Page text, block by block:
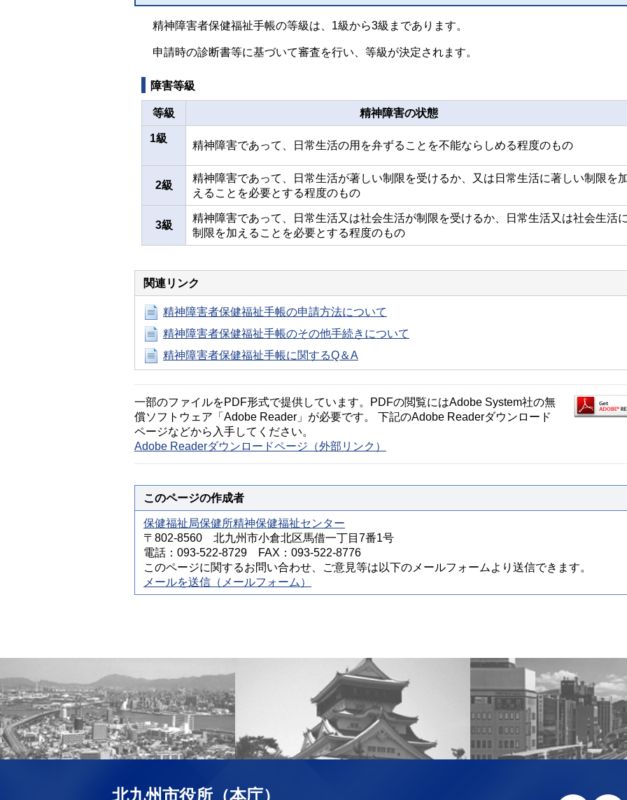
精神障害者保健福祉手帳の等級は、1級から3級まであります。
申請時の診断書等に基づいて審査を行い、等級が決定されます。
障害等級
等級 精神障害の状態
1級
精神障害であって、日常生活の用を弁ずることを不能ならしめる程度のもの
2級
精神障害であって、日常生活が著しい制限を受けるか、又は日常生活に著しい制限を
えることを必要とする程度のもの
3級
精神障害であって、日常生活又は社会生活が制限を受けるか、日常生活又は社会生活
制限を加えることを必要とする程度のもの
関連リンク
精神障害者保健福祉手帳の申請方法について
精神障害者保健福祉手帳のその他手続きについて
精神障害者保健福祉手帳に関するQ＆A
一部のファイルをPDF形式で提供しています。PDFの閲覧にはAdobe System社の無
償ソフトウェア「Adobe Reader」が必要です。 下記のAdobe Readerダウンロード
ページなどから入手してください。
Adobe Readerダウンロードページ（外部リンク）
このページの作成者
保健福祉局保健所精神保健福祉センター
〒802-8560 北九州市小倉北区馬借一丁目7番1号
電話：093-522-8729 FAX：093-522-8776
このページに関するお問い合わせ、ご意見等は以下のメールフォームより送信できます。
メールを送信（メールフォーム）
北九州市役所（本庁）